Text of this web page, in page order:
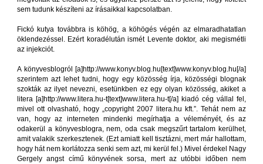
sem tudunk készíteni az írásaikkal kapcsolatban.
Fickó kutya továbbra is köhög, a köhögés végén az elmaradhatatlan
öklendezéssel. Ezért koradélután ismét Levente doktor, aki megismétli
az injekciót.
A könyvesblogról [a]http://www.konyv.blog.hu[text]www.konyv.blog.hu[/a]
szerintem azt lehet tudni, hogy egy közösség írja, közösségi blognak
szokták az ilyet nevezni, esetünkben ez egy olyan közösség, akiket a
litera [a]http://www.litera.hu-t[text]www.litera.hu-t[/a] kiadó cég vállal fel,
mivel ott olvasható, hogy „copyright 2007 litera.hu kft.”. Tehát nem az
van, hogy az interneten mindenki megírhatja a véleményét, és az
odakerül a könyvesblogra, nem, oda csak megszűrt tartalom kerülhet,
amit valakik szerkesztenek. (Ezt amiatt kell tisztázni, mert már hallottam,
hogy hát nem korlátozza senki sem azt, mi kerül fel.) Mivel érdekel Nagy
Gergely angst című könyvének sorsa, mert az utóbbi időben nem